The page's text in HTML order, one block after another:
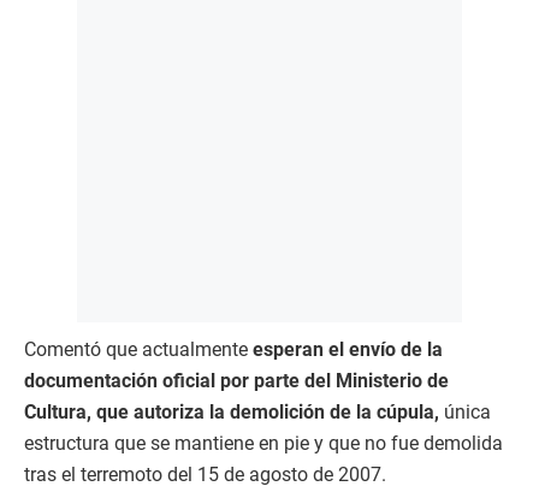
Comentó que actualmente esperan el envío de la
documentación oficial por parte del Ministerio de
Cultura, que autoriza la demolición de la cúpula, única
estructura que se mantiene en pie y que no fue demolida
tras el terremoto del 15 de agosto de 2007.